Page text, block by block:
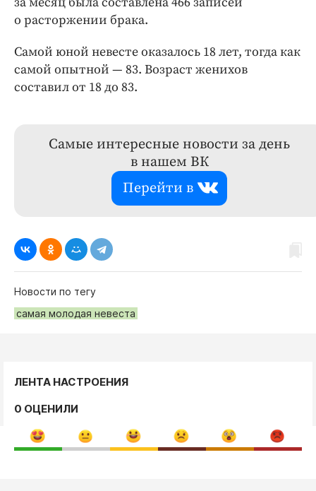
о расторжении брака.
Самой юной невесте оказалось 18 лет, тогда как
самой опытной — 83. Возраст женихов
составил от 18 до 83.
Самые интересные новости за день
в нашем ВК
Перейти в
Новости по тегу
самая молодая невеста
ЛЕНТА НАСТРОЕНИЯ
0 ОЦЕНИЛИ